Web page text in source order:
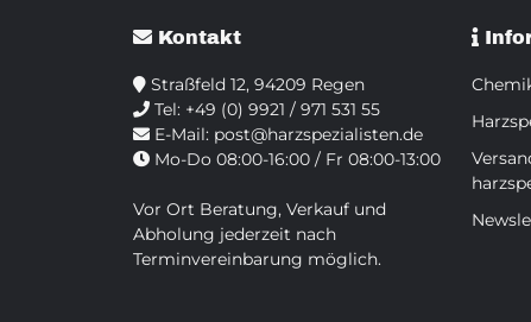
Kontakt
Straßfeld 12, 94209 Regen
Tel: +49 (0) 9921 / 971 531 55
E-Mail: post@harzspezialisten.de
Mo-Do 08:00-16:00 / Fr 08:00-13:00
Vor Ort Beratung, Verkauf und
Abholung jederzeit nach
Terminvereinbarung möglich.